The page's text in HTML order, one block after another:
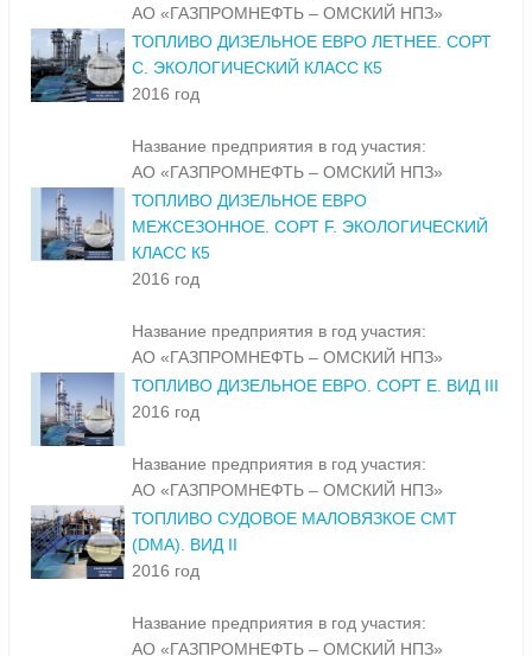
АО «ГАЗПРОМНЕФТЬ – ОМСКИЙ НПЗ»
ТОПЛИВО ДИЗЕЛЬНОЕ ЕВРО ЛЕТНЕЕ. СОРТ
С. ЭКОЛОГИЧЕСКИЙ КЛАСС К5
2016 год
Название предприятия в год участия:
АО «ГАЗПРОМНЕФТЬ – ОМСКИЙ НПЗ»
ТОПЛИВО ДИЗЕЛЬНОЕ ЕВРО
МЕЖСЕЗОННОЕ. СОРТ F. ЭКОЛОГИЧЕСКИЙ
КЛАСС К5
2016 год
Название предприятия в год участия:
АО «ГАЗПРОМНЕФТЬ – ОМСКИЙ НПЗ»
ТОПЛИВО ДИЗЕЛЬНОЕ ЕВРО. СОРТ Е. ВИД III
2016 год
Название предприятия в год участия:
АО «ГАЗПРОМНЕФТЬ – ОМСКИЙ НПЗ»
ТОПЛИВО СУДОВОЕ МАЛОВЯЗКОЕ СМТ
(DMA). ВИД II
2016 год
Название предприятия в год участия:
АО «ГАЗПРОМНЕФТЬ – ОМСКИЙ НПЗ»